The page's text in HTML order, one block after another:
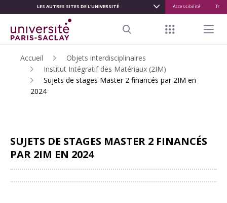
CONTENU
PRINCIPAL
LES AUTRES SITES DE L'UNIVERSITÉ Accessibilité fr
Menu Menu
Accueil
Objets interdisciplinaires
Institut Intégratif des Matériaux (2IM)
Sujets de stages Master 2 financés par 2IM en
2024
SUJETS DE STAGES MASTER 2 FINANCÉS
PAR 2IM EN 2024